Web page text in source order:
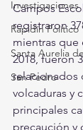
Investigaciones
Rapidín Político
Santa Aurelia
San Pedro
Campos
registraron
mientras
2018, fueron
relacionados
volcaduras y
principales
precaución y